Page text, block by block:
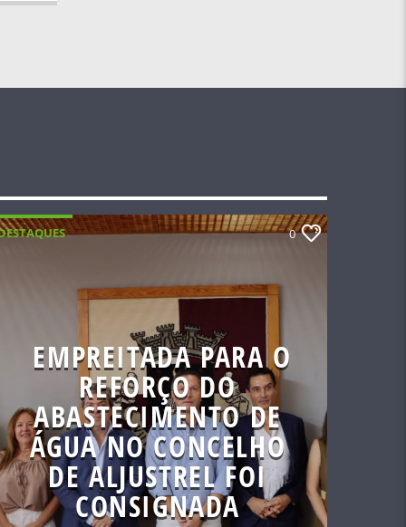
0
EMPREITADA PARA O
REFORÇO DO
ABASTECIMENTO DE
ÁGUA NO CONCELHO
DE ALJUSTREL FOI
CONSIGNADA